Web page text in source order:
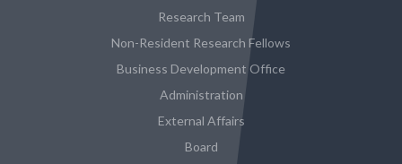
Research Team
Non-Resident Research Fellows
Business Development Office
Administration
External Affairs
Board